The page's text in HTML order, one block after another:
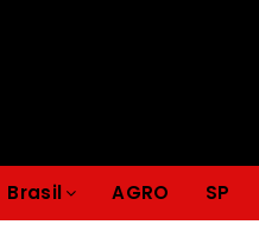
Brasil AGRO SP